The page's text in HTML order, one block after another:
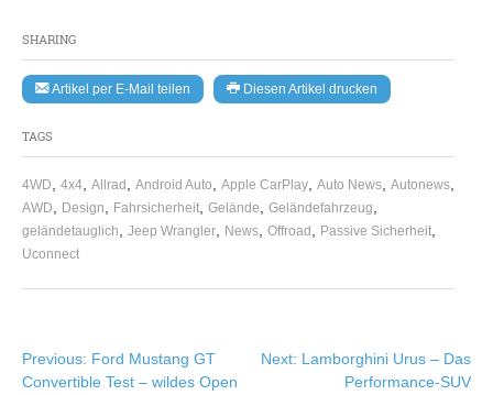
SHARING
Artikel per E-Mail teilen Diesen Artikel drucken
TAGS
4WD 4x4 Allrad Android Auto Apple CarPlay Auto News Autonews
AWD Design Fahrsicherheit Gelände Geländefahrzeug
geländetauglich Jeep Wrangler News Offroad Passive Sicherheit
Uconnect
Beitragsnavigation
Previous: Ford Mustang GT
Convertible Test – wildes Open
Next: Lamborghini Urus – Das
Performance-SUV